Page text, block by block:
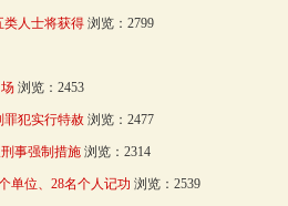
类人士将获得 浏览：2799
浏览：2453
罪犯实行特赦 浏览：2477
事强制措施 浏览：2314
单位、28名个人记功 浏览：2539